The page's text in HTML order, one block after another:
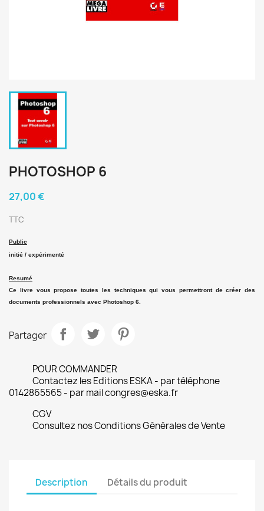
PHOTOSHOP 6
27,00 €
TTC
Public
initié / expérimenté
Resumé
Ce livre vous propose toutes les techniques qui vous permettront de créer des
documents professionnels avec Photoshop 6.
Partager
POUR COMMANDER
Contactez les Editions ESKA - par téléphone
0142865565 - par mail congres@eska.fr
CGV
Consultez nos Conditions Générales de Vente
Description Détails du produit